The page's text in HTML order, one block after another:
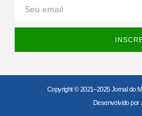
Copyright © 2021–2025 Jornal do
Desenvolvido por